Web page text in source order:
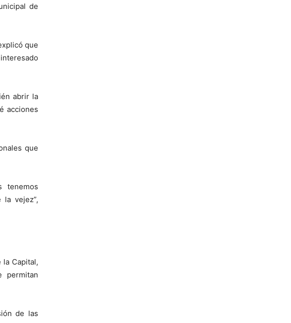
de
que
abrir la
acciones
que
tenemos
la vejez”,
Capital,
permitan
de las